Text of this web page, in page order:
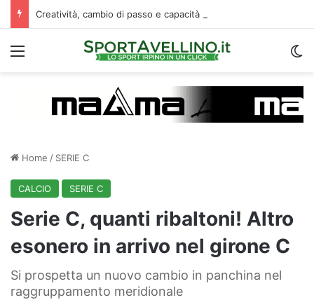
Menu
Home / SERIE C
CALCIO SERIE C
Serie C, quanti ribaltoni! Altro
esonero in arrivo nel girone C
Si prospetta un nuovo cambio in panchina nel
raggruppamento meridionale